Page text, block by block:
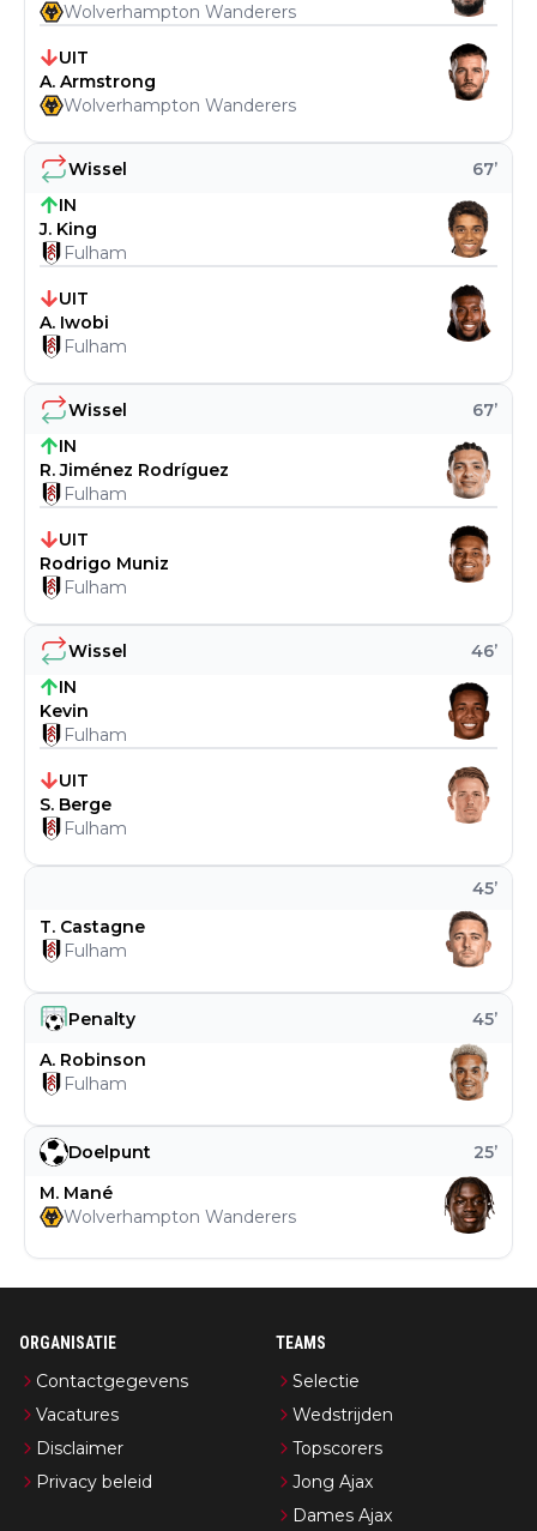
Doelpunt 25’
M. Mané
Wolverhampton Wanderers
Penalty 45’
A. Robinson
Fulham
45’
T. Castagne
Fulham
Wissel 46’
IN
Kevin
Fulham
UIT
S. Berge
Fulham
Wissel 67’
IN
R. Jiménez Rodríguez
Fulham
UIT
Rodrigo Muniz
Fulham
Wissel 67’
IN
J. King
Fulham
UIT
A. Iwobi
Fulham
Wolverhampton Wanderers
UIT
A. Armstrong
Wolverhampton Wanderers
ORGANISATIE
Contactgegevens
Vacatures
Disclaimer
Privacy beleid
TEAMS
Selectie
Wedstrijden
Topscorers
Jong Ajax
Dames Ajax